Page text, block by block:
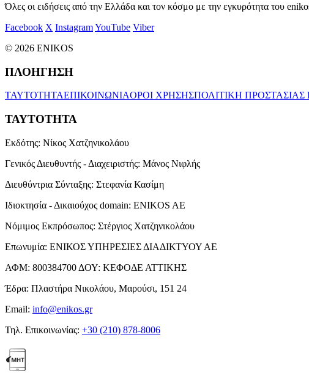
Όλες οι ειδήσεις από την Ελλάδα και τον κόσμο με την εγκυρότητα του
Facebook X InstagramYouTube Viber
© 2026 ENIKOS
ΠΛΟΗΓΗΣΗ
ΤΑΥΤΟΤΗΤΑΕΠΙΚΟΙΝΩΝΙΑΟΡΟΙ ΧΡΗΣΗΣΠΟΛΙΤΙΚΗ
ΤΑΥΤΟΤΗΤΑ
Εκδότης: Νίκος Χατζηνικολάου
Γενικός Διευθυντής - Διαχειριστής: Μάνος Νιφλής
Διευθύντρια Σύνταξης: Στεφανία Κασίμη
Ιδιοκτησία - Δικαιούχος domain: ENIKOS AE
Νόμιμος Εκπρόσωπος: Στέργιος Χατζηνικολάου
Επωνυμία: ΕΝΙΚΟΣ ΥΠΗΡΕΣΙΕΣ ΔΙΑΔΙΚΤΥΟΥ ΑΕ
ΑΦΜ: 800384700 ΔΟΥ: ΚΕΦΟΔΕ ΑΤΤΙΚΗΣ
Έδρα: Πλαστήρα Νικολάου, Μαρούσι, 151 24
Email: info@enikos.gr
Τηλ. Επικοινωνίας: +30 (210) 878-8006